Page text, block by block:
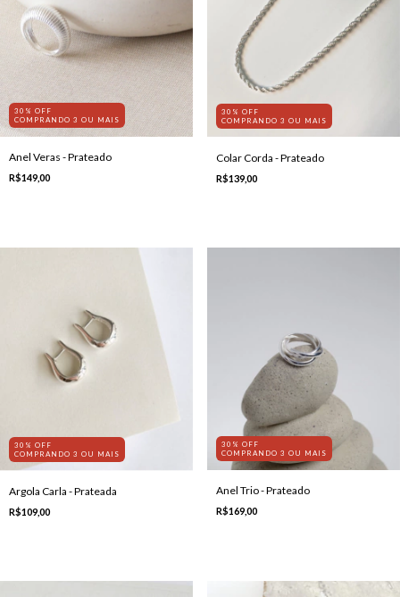
30% OFF
COMPRANDO 3 OU MAIS
Anel Veras - Prateado
R$149,00
30% OFF
COMPRANDO 3 OU MAIS
Colar Corda - Prateado
R$139,00
30% OFF
COMPRANDO 3 OU MAIS
Argola Carla - Prateada
R$109,00
30% OFF
COMPRANDO 3 OU MAIS
Anel Trio - Prateado
R$169,00